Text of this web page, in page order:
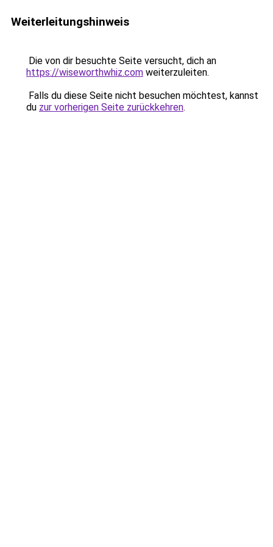
Weiterleitungshinweis
Die von dir besuchte Seite versucht, dich an
https://wiseworthwhiz.com weiterzuleiten.
Falls du diese Seite nicht besuchen möchtest, kannst
du zur vorherigen Seite zurückkehren.